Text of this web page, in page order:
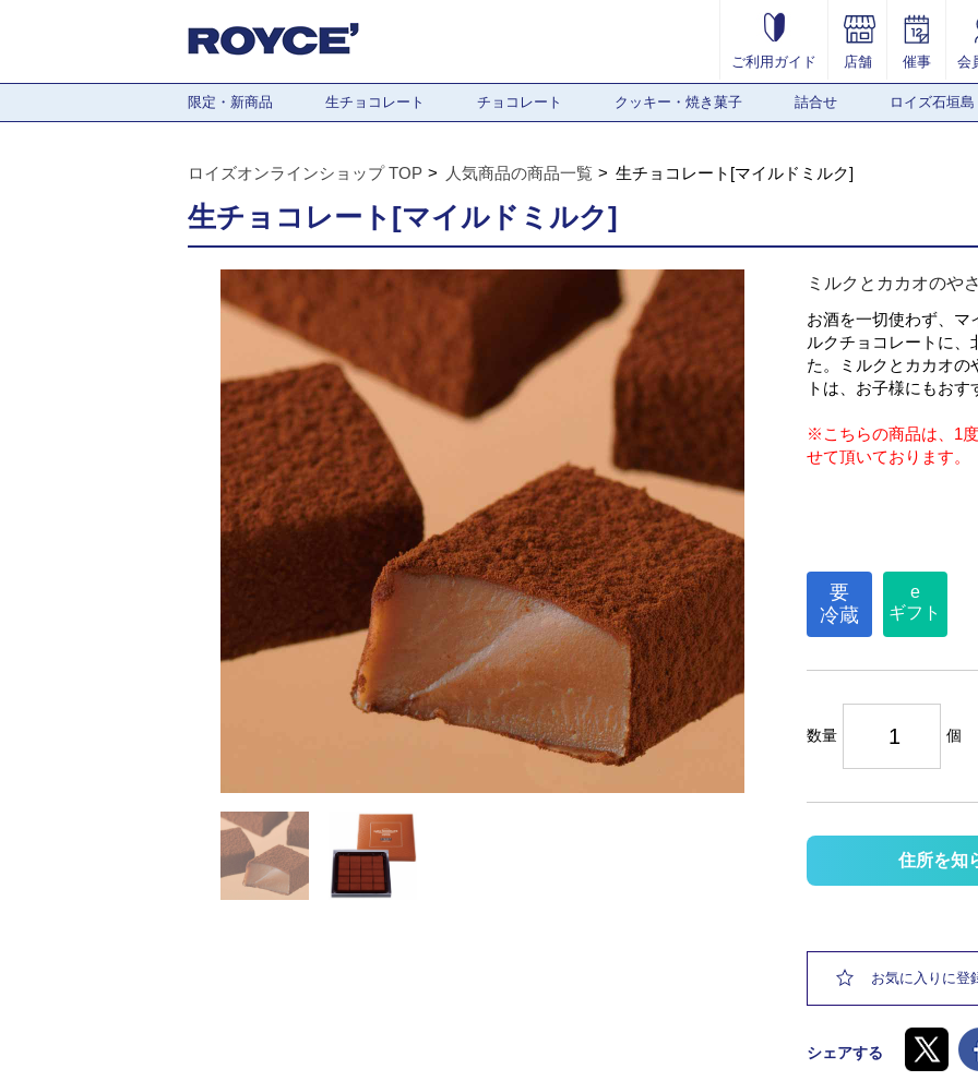
ご利用ガイド 店舗 催事 会
限定・新商品 生チョコレート チョコレート クッキー・焼き菓子 詰合せ ロイズ石垣島
ロイズオンラインショップ TOP 人気商品の商品一覧 生チョコレート[マイルドミルク]
生チョコレート[マイルドミルク]
ミルクとカカオのや
お酒を一切使わず、マ
ルクチョコレートに、
た。ミルクとカカオの
トは、お子様にもおす
※こちらの商品は、1
せて頂いております。
要
冷蔵
e
ギフト
数量 個
住所を知
お気に入りに登
シェアする